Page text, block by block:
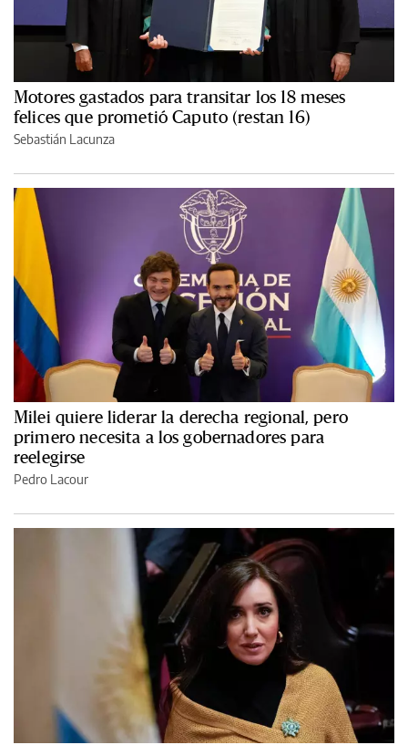
Motores gastados para transitar los 18 meses
felices que prometió Caputo (restan 16)
Sebastián Lacunza
Milei quiere liderar la derecha regional, pero
primero necesita a los gobernadores para
reelegirse
Pedro Lacour